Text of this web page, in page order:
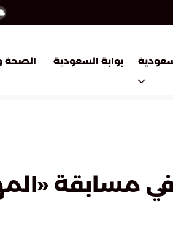
بوابة السعودية الصحة
مسابقة